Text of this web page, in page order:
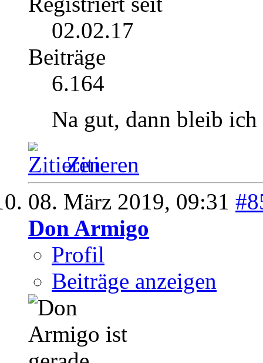
02.02.17
Beiträge
6.164
Na gut, dann bleib
Zitieren
08. März 2019, 09:31
Don Armigo
Profil
Beiträge anzeigen